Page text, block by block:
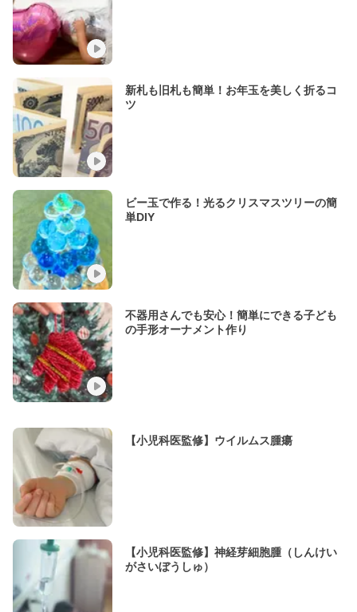
新札も旧札も簡単！お年玉を美しく折るコ
ツ
ビー玉で作る！光るクリスマスツリーの簡
単DIY
不器用さんでも安心！簡単にできる子ども
の手形オーナメント作り
【小児科医監修】ウイルムス腫瘍
【小児科医監修】神経芽細胞腫（しんけい
がさいぼうしゅ）